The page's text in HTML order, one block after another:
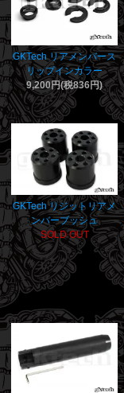
GKTech リアメンバース
リップインカラー
9,200円(税836円)
GKTech リジットリアメ
ンバーブッシュ
SOLD OUT